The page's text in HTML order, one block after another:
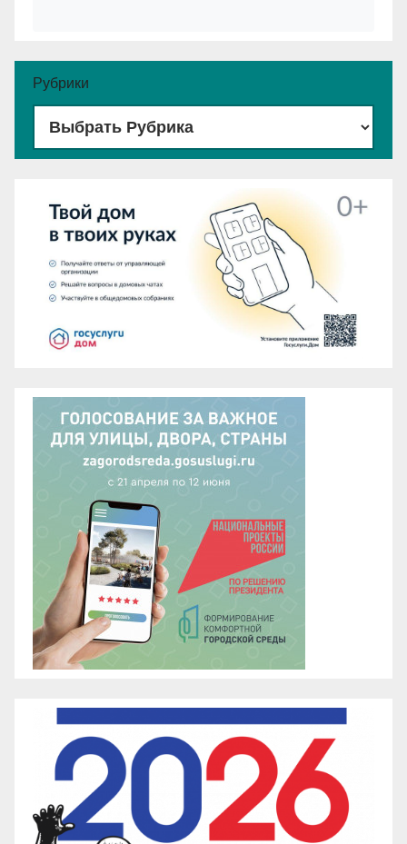
Рубрики